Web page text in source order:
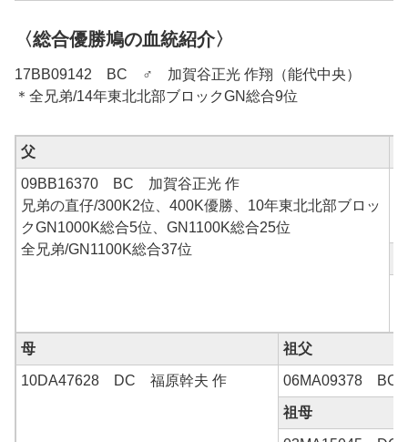
〈総合優勝鳩の血統紹介〉
17BB09142 BC ♂ 加賀谷正光 作翔（能代中央）
＊全兄弟/14年東北北部ブロックGN総合9位
父
09BB16370 BC 加賀谷正光 作
兄弟の直仔/300K2位、400K優勝、10年東北北部ブロッ
クGN1000K総合5位、GN1100K総合25位
全兄弟/GN1100K総合37位
母 祖父
10DA47628 DC 福原幹夫 作 06MA09378 BC
祖母